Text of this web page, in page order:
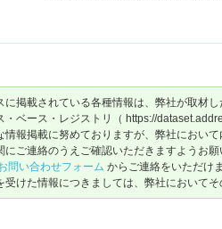
に掲載されている各種情報は、弊社が取材
ベース・レジストリ（ https://
情報掲載に努めておりますが、弊社におい
ご連絡のうえご確認いただきますようお
問い合わせフォーム からご連絡をいただけ
けた情報につきましては、弊社において